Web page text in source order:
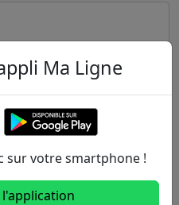
3B 4
7B 8
12 13
Ma Ligne
sur votre smartphone !